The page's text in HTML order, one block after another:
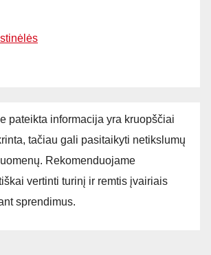
pateikta informacija yra kruopščiai
tačiau gali pasitaikyti netikslumų
Rekomenduojame
vertinti turinį ir remtis įvairiais
sprendimus.